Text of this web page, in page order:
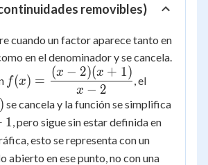
removibles)
cuando un factor aparece tanto en
en el denominador y se cancela.
f(x) =
\dfrac{(x-
2)(x+1)}
{x-2}
f(x) =
x − 2
(x − 2)(x + 1)
, el
) se cancela y la función se simplifica
1 , pero sigue sin estar definida en
esto se representa con un
abierto en ese punto, no con una